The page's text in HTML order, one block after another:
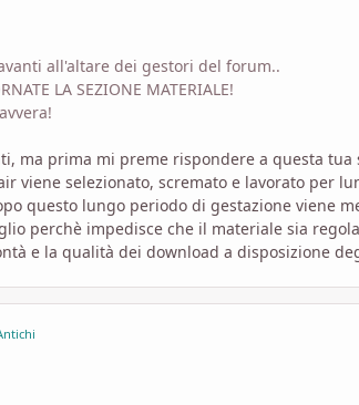
all'altare dei gestori del forum..
LA SEZIONE MATERIALE!
ma prima mi preme rispondere a questa tua
viene selezionato, scremato e lavorato per
questo lungo periodo di gestazione viene
perchè impedisce che il materiale sia
e la qualità dei download a disposizione